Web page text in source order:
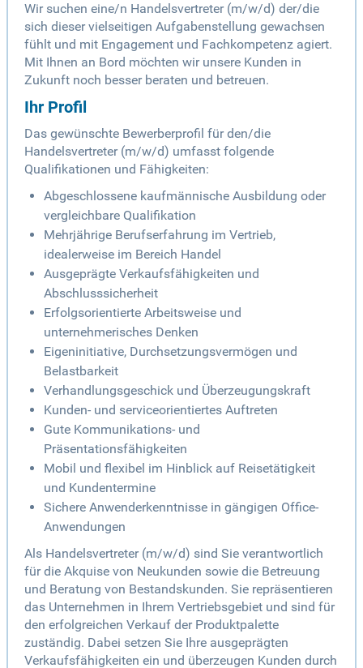
Wir suchen eine/n Handelsvertreter (m/w/d) der/die
sich dieser vielseitigen Aufgabenstellung gewachsen
fühlt und mit Engagement und Fachkompetenz agiert.
Mit Ihnen an Bord möchten wir unsere Kunden in
Zukunft noch besser beraten und betreuen.
Ihr Profil
Das gewünschte Bewerberprofil für den/die
Handelsvertreter (m/w/d) umfasst folgende
Qualifikationen und Fähigkeiten:
Abgeschlossene kaufmännische Ausbildung oder
vergleichbare Qualifikation
Mehrjährige Berufserfahrung im Vertrieb,
idealerweise im Bereich Handel
Ausgeprägte Verkaufsfähigkeiten und
Abschlusssicherheit
Erfolgsorientierte Arbeitsweise und
unternehmerisches Denken
Eigeninitiative, Durchsetzungsvermögen und
Belastbarkeit
Verhandlungsgeschick und Überzeugungskraft
Kunden- und serviceorientiertes Auftreten
Gute Kommunikations- und
Präsentationsfähigkeiten
Mobil und flexibel im Hinblick auf Reisetätigkeit
und Kundentermine
Sichere Anwenderkenntnisse in gängigen Office-
Anwendungen
Als Handelsvertreter (m/w/d) sind Sie verantwortlich
für die Akquise von Neukunden sowie die Betreuung
und Beratung von Bestandskunden. Sie repräsentieren
das Unternehmen in Ihrem Vertriebsgebiet und sind für
den erfolgreichen Verkauf der Produktpalette
zuständig. Dabei setzen Sie Ihre ausgeprägten
Verkaufsfähigkeiten ein und überzeugen Kunden durch